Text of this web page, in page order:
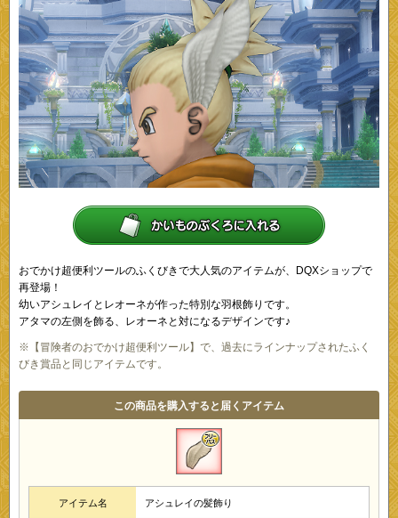
おでかけ超便利ツールのふくびきで大人気のアイテムが、DQXショップで
再登場！
幼いアシュレイとレオーネが作った特別な羽根飾りです。
アタマの左側を飾る、レオーネと対になるデザインです♪
※【冒険者のおでかけ超便利ツール】で、過去にラインナップされたふく
びき賞品と同じアイテムです。
この商品を購入すると届くアイテム
アイテム名 アシュレイの髪飾り